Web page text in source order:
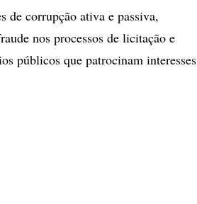
de corrupção ativa e passiva,
nos processos de licitação e
públicos que patrocinam interesses